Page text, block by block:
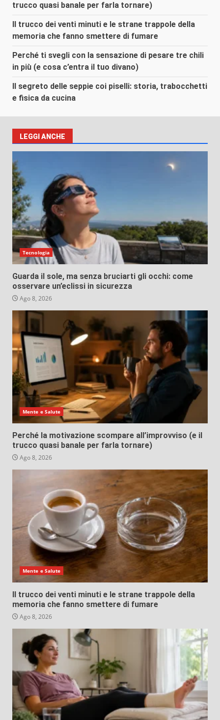
trucco quasi banale per farla tornare)
Il trucco dei venti minuti e le strane trappole della
memoria che fanno smettere di fumare
Perché ti svegli con la sensazione di pesare tre chili
in più (e cosa c’entra il tuo divano)
Il segreto delle seppie coi piselli: storia, trabocchetti
e fisica da cucina
LEGGI ANCHE
Tecnologia
Guarda il sole, ma senza bruciarti gli occhi: come
osservare un’eclissi in sicurezza
Ago 8, 2026
Mente e Salute
Perché la motivazione scompare all’improvviso (e il
trucco quasi banale per farla tornare)
Ago 8, 2026
Mente e Salute
Il trucco dei venti minuti e le strane trappole della
memoria che fanno smettere di fumare
Ago 8, 2026